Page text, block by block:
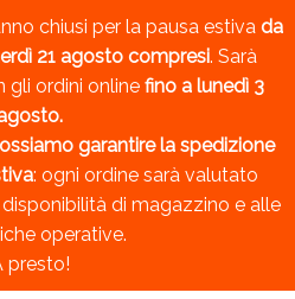
chiusi per la pausa estiva da
21 agosto compresi. Sarà
gli ordini online fino a lunedì 3
garantire la spedizione
: ogni ordine sarà valutato
di magazzino e alle
operative.
presto!